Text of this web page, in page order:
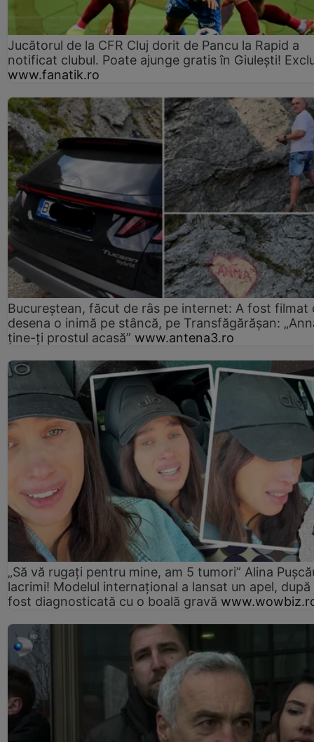
Jucătorul de la CFR Cluj dorit de Pancu la Rapid a
notificat clubul. Poate ajunge gratis în Giulești!
www.fanatik.ro
Bucureștean, făcut de râs pe internet: A fost filmat
desena o inimă pe stâncă, pe Transfăgărășan:
ține-ți prostul acasă” www.antena3.ro
„Să vă rugați pentru mine, am 5 tumori” Alina
lacrimi! Modelul internațional a lansat un apel, după
fost diagnosticată cu o boală gravă